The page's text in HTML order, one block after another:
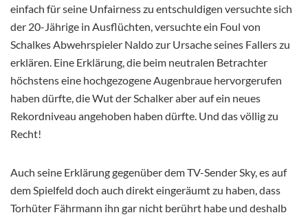
einfach für seine Unfairness zu entschuldigen versuchte sich
der 20-Jährige in Ausflüchten, versuchte ein Foul von
Schalkes Abwehrspieler Naldo zur Ursache seines Fallers zu
erklären. Eine Erklärung, die beim neutralen Betrachter
höchstens eine hochgezogene Augenbraue hervorgerufen
haben dürfte, die Wut der Schalker aber auf ein neues
Rekordniveau angehoben haben dürfte. Und das völlig zu
Recht!
Auch seine Erklärung gegenüber dem TV-Sender Sky, es auf
dem Spielfeld doch auch direkt eingeräumt zu haben, dass
Torhüter Fährmann ihn gar nicht berührt habe und deshalb